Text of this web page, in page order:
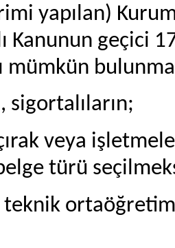
yapılan)
Kanunun geçici
mümkün
veya
türü